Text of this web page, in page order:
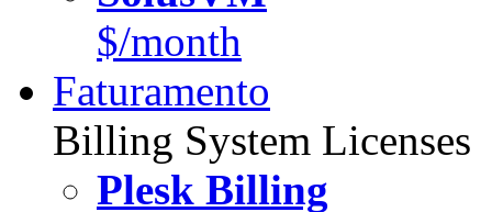
$/month
Faturamento
Billing System Licenses
Plesk Billing